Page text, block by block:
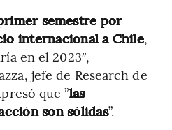
semestre por
internacional a Chile,
en el 2023″,
jefe de Research de
que ”las
son sólidas”.